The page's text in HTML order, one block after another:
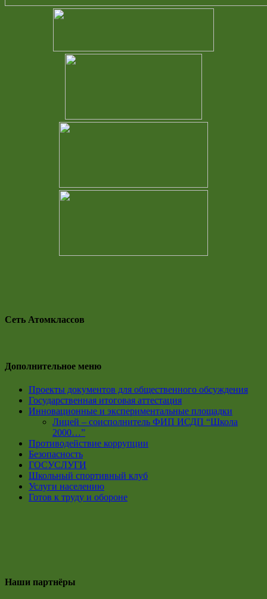
Сеть Атомклассов
Дополнительное меню
Проекты документов для общественного обсуждения
Государственная итоговая аттестация
Инновационные и экспериментальные площадки
Лицей – соисполнитель ФИП ИСДП “Школа
2000…”
Противодействие коррупции
Безопасность
ГОСУСЛУГИ
Школьный спортивный клуб
Услуги населению
Готов к труду и обороне
Наши партнёры